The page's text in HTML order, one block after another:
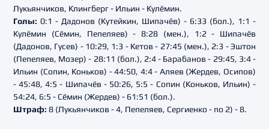
Лукьянчиков, Клингберг - Ильин - Кулёмин.
Голы: 0:1 - Дадонов (Кутейкин, Шипачёв) - 6:33 (бол.), 1:1 -
Кулёмин (Сёмин, Пепеляев) - 8:28 (мен.), 1:2 - Шипачёв
(Дадонов, Гусев) - 10:29, 1:3 - Кетов - 27:45 (мен.), 2:3 - Эштон
(Пепеляев, Мозер) - 28:11 (бол.), 2:4 - Барабанов - 29:45, 3:4 -
Ильин (Сопин, Коньков) - 44:50, 4:4 - Аляев (Жердев, Осипов)
- 45:48, 4:5 - Шипачёв - 50:26, 5:5 - Сопин (Коньков, Ильин) -
54:24, 6:5 - Сёмин (Жердев) - 61:51 (бол.).
Штраф: 8 (Лукьянчиков - 4, Пепеляев, Сергиенко - по 2) - 8.